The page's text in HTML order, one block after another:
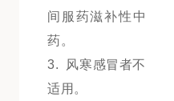
间服药滋补性中
药。
3. 风寒感冒者不
适用。